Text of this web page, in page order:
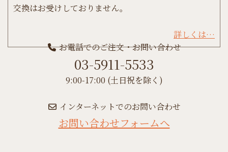
交換はお受けしておりません。
詳しくは…
お電話でのご注文・お問い合わせ
03-5911-5533
9:00-17:00 (土日祝を除く)
インターネットでのお問い合わせ
お問い合わせフォームへ